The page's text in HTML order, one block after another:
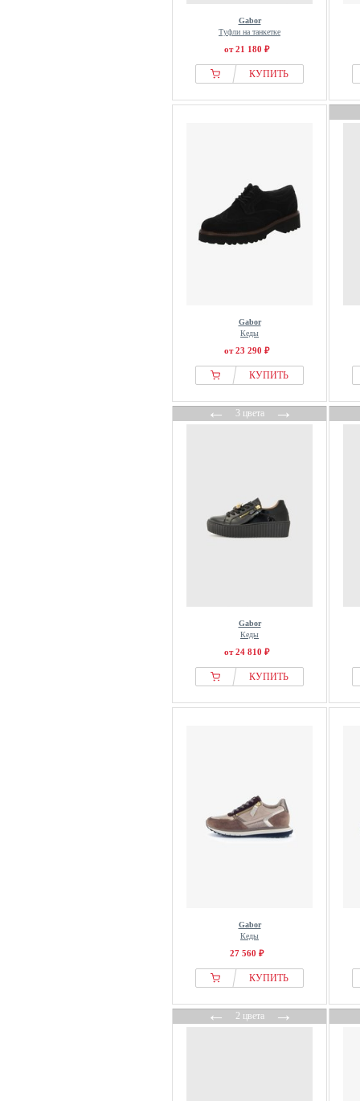
Gabor
Туфли на танкетке
от 21 180 ₽
КУПИТЬ
Gabor
Кеды
от 23 290 ₽
КУПИТЬ
←3 цвета→
Gabor
Кеды
от 24 810 ₽
КУПИТЬ
Gabor
Кеды
27 560 ₽
КУПИТЬ
←2 цвета→